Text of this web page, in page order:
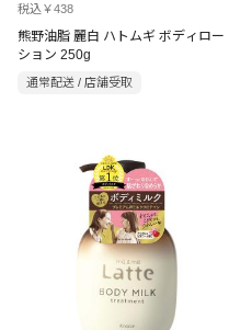
税込￥438
熊野油脂 麗白 ハトムギ ボディロー
ション 250g
通常配送 / 店舗受取